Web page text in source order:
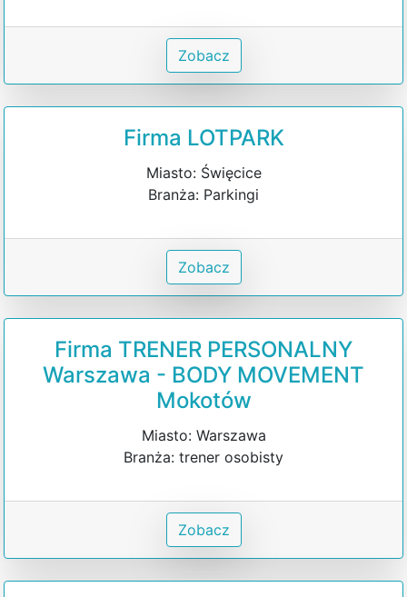
Zobacz
Firma LOTPARK
Miasto: Święcice
Branża: Parkingi
Zobacz
Firma TRENER PERSONALNY
Warszawa - BODY MOVEMENT
Mokotów
Miasto: Warszawa
Branża: trener osobisty
Zobacz